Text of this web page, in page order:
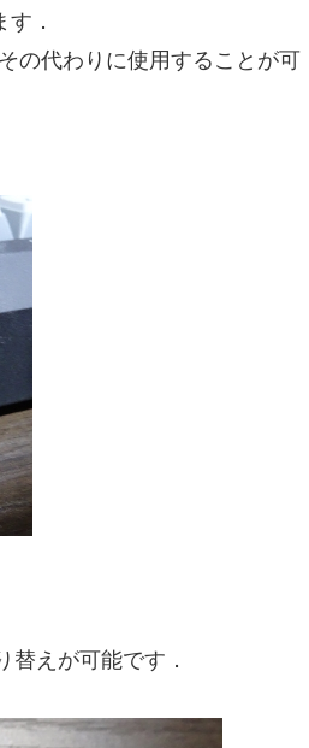
．
の代わりに使用することが可
えが可能です．